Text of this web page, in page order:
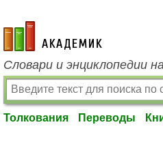
academic.ru
Словари и энциклопедии
Толкования Переводы